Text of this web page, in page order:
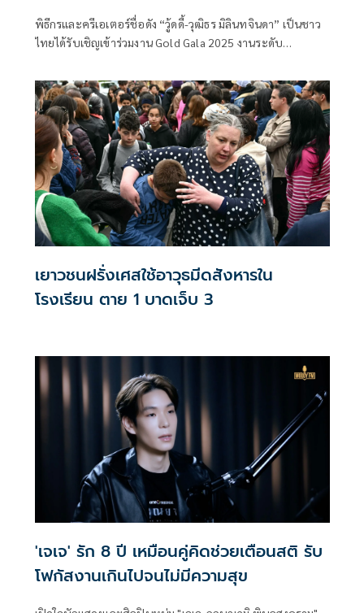
พิธีกรและครีเอเตอร์ชื่อดัง “วู้ดดี้-วุฒิธร มิลินทจินดา” เป็นชาว
ไทยได้รับเชิญเข้าร่วมงาน Gold Gala 2025 งานระดับ
รวบรวมบุคคลสำคัญจากหลากหลายวงการ ทั้งเทคโนโลยี ความ
บันเทิง และแฟชั่น เพื่อเฉลิมฉลองความสำเร็จและเชิดชูความ
หลากหลายทางวัฒนธรรม
เยาวชนฝรั่งเศสใช้อาวุธมีดสังหารใน
โรงเรียน ตาย 1 บาดเจ็บ 3
'เจเจ' รัก 8 ปี เหมือนคู่คิดช่วยเตือนสติ รับ
โฟกัสงานเกินไปจนไม่มีความสุข